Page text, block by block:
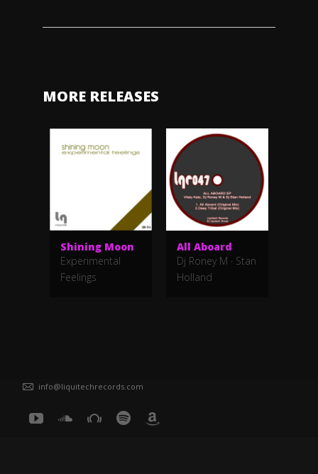
MORE RELEASES
Shining Moon
Experimental
Feelings
All Aboard
Dj Roney M · Stan
Holland
info@liquitechrecords.com